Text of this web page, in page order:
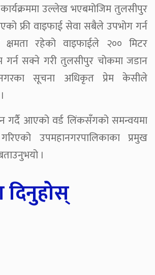
कार्यक्रममा उल्लेख भएबमोजिम तुलसीपुर
फ्री वाइफाई सेवा सबैले उपभोग गर्न
रहेको वाइफाईले २०० मिटर
सक्ने गरी तुलसीपुर चोकमा जडान
सूचना अधिकृत प्रेम केसीले
गर्दै आएको वर्ड लिंकसँगको समन्वयमा
उपमहानगरपालिकाका प्रमुख
।
दिनुहोस्